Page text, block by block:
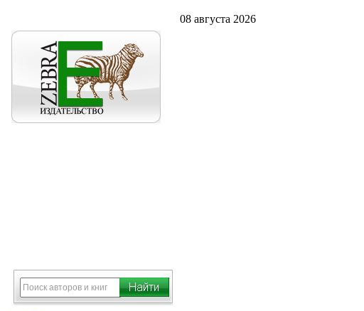
08 августа 2026